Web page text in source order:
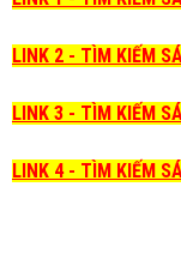
LINK 2 - TÌM KIẾM
LINK 3 - TÌM KIẾM
LINK 4 - TÌM KIẾM